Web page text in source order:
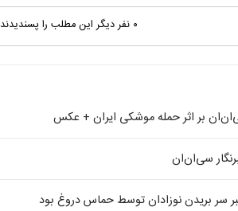
۰ نفر دیگر این مطلب را پسندیدند
بر اثر حمله موشکی ایران + عکس
سی‌ان‌ان